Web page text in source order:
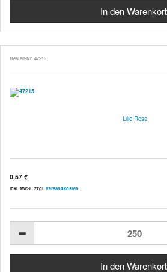
Bestell-Nr. 47215
Lilie Rosa
0,57 €
inkl. MwSt. zzgl. Versandkosten